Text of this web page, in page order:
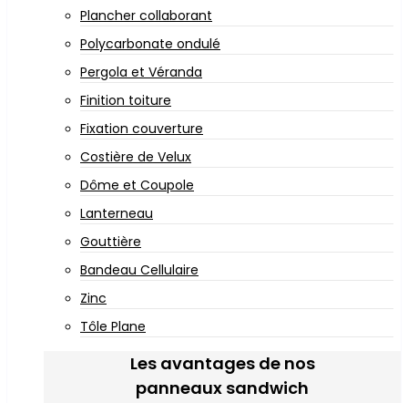
Plancher collaborant
Polycarbonate ondulé
Pergola et Véranda
Finition toiture
Fixation couverture
Costière de Velux
Dôme et Coupole
Lanterneau
Gouttière
Bandeau Cellulaire
Zinc
Tôle Plane
Les avantages de nos
panneaux sandwich